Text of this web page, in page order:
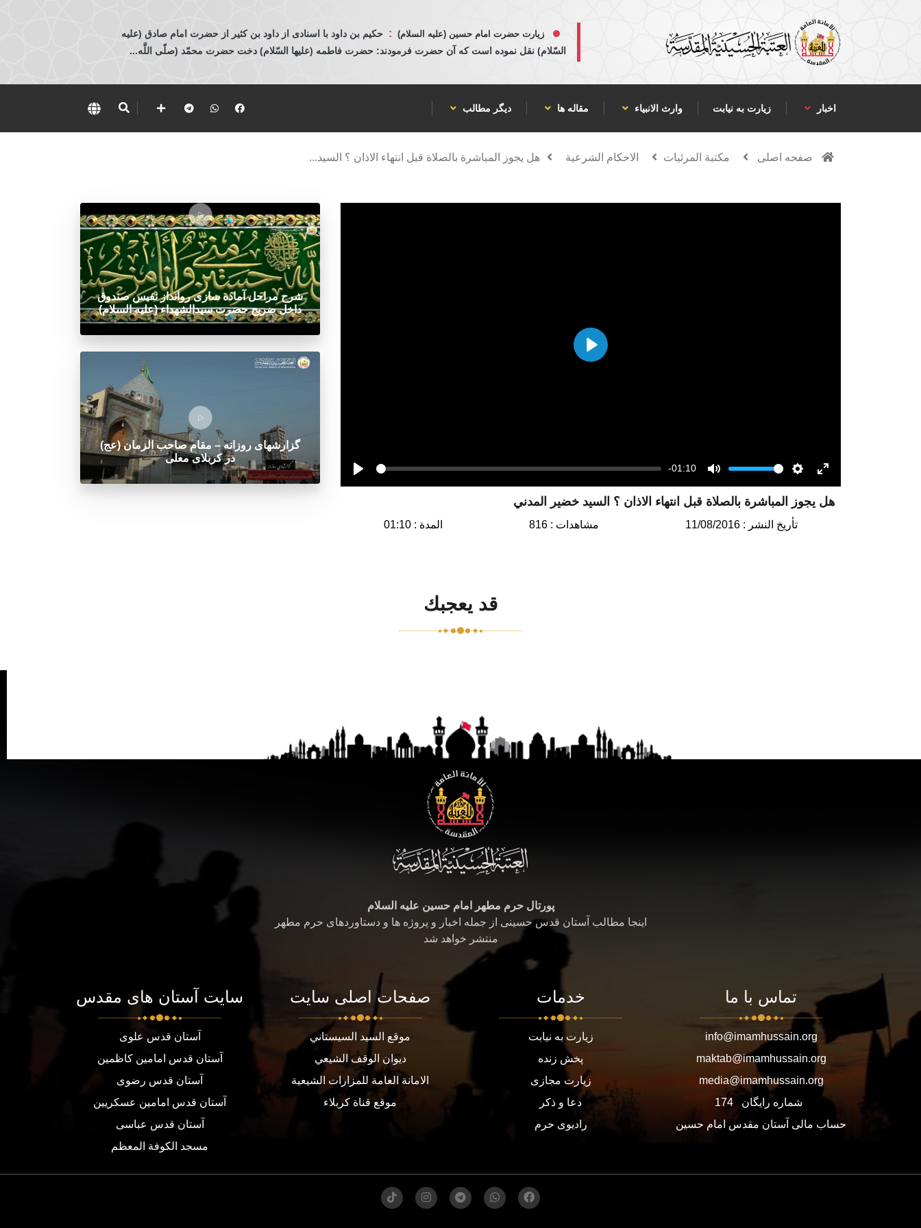
زیارت حضرت امام حسین (علیه السلام) : حكيم بن داود با اسنادی از داود بن كثير از حضرت امام صادق (عليه
السّلام) نقل نموده است كه آن حضرت فرمودند: حضرت فاطمه (عليها السّلام) دخت حضرت محمّد (صلّى اللَّه...
اخبار زیارت به نیابت وارث الانبياء مقاله ها دیگر مطالب
صفحه اصلی مكتبة المرئيات الاحكام الشرعية هل يجوز المباشرة بالصلاة قبل انتهاء الاذان ؟ السيد...
Play
Play
Seek -01:10
Mute
Volume
Settings
Enter
fullscreenهل يجوز المباشرة بالصلاة قبل انتهاء الاذان ؟ السيد خضير المدني
تأريخ النشر : 11/08/2016 مشاهدات : 816 المدة : 01:10
شرح مراحل آماده سازی روانداز نفیس صندوق
داخل ضریح حضرت سیدالشهداء (علیه السلام)
گزارشهای روزانه – مقام صاحب الزمان (عج)
در کربلای معلی
قد يعجبك
پورتال حرم مطهر امام حسین علیه السلام
اینجا مطالب آستان قدس حسینی از جمله اخبار و پروژه ها و دستاوردهای حرم مطهر
منتشر خواهد شد
تماس با ما
info@imamhussain.org
maktab@imamhussain.org
media@imamhussain.org
شماره رایگان
174
حساب مالی آستان مقدس امام حسین
خدمات
زیارت به نیابت
پخش زنده
زیارت مجازی
دعا و ذکر
رادیوی حرم
صفحات اصلی سایت
موقع السيد السيستاني
ديوان الوقف الشيعي
الامانة العامة للمزارات الشيعية
موقع قناة كربلاء
سایت آستان های مقدس
آستان قدس علوی
آستان قدس امامین کاظمین
آستان قدس رضوی
آستان قدس امامین عسکریین
آستان قدس عباسی
مسجد الكوفة المعظم